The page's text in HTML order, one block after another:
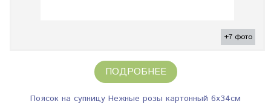
+7 фото
ПОДРОБНЕЕ
Поясок на супницу Нежные розы картонный 6х34см